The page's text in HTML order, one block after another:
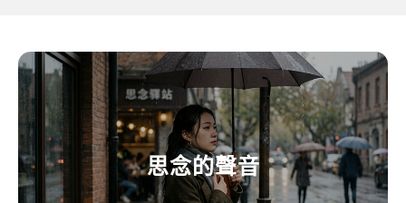
思念的聲音